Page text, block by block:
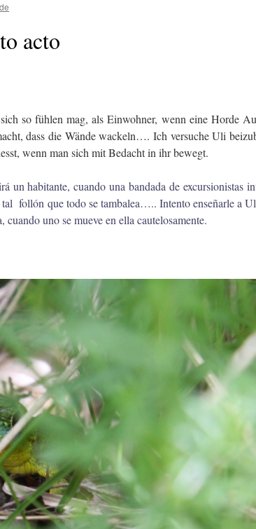
acto
so fühlen mag, als Einwohner, wenn eine Horde
dass die Wände wackeln…. Ich versuche Uli
wenn man sich mit Bedacht in ihr bewegt.
un habitante, cuando una bandada de excursionistas
follón que todo se tambalea….. Intento enseñarle a
uno se mueve en ella cautelosamente.